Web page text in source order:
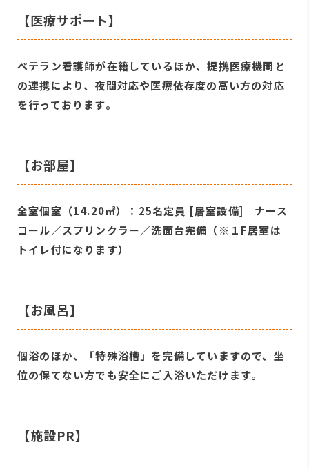
【医療サポート】
ベテラン看護師が在籍しているほか、提携医療機関と
の連携により、夜間対応や医療依存度の高い方の対応
を行っております。
【お部屋】
全室個室（14.20㎡）：25名定員 [居室設備] ナース
コール／スプリンクラー／洗面台完備（※１F居室は
トイレ付になります）
【お風呂】
個浴のほか、「特殊浴槽」を完備していますので、坐
位の保てない方でも安全にご入浴いただけます。
【施設PR】